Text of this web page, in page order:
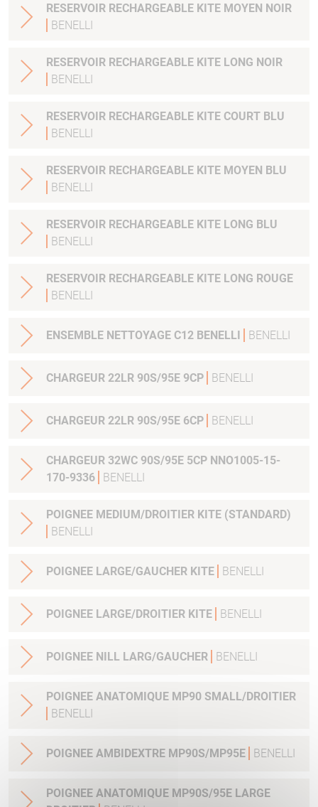
RESERVOIR RECHARGEABLE KITE MOYEN NOIR
BENELLI
RESERVOIR RECHARGEABLE KITE LONG NOIR
BENELLI
RESERVOIR RECHARGEABLE KITE COURT BLU
BENELLI
RESERVOIR RECHARGEABLE KITE MOYEN BLU
BENELLI
RESERVOIR RECHARGEABLE KITE LONG BLU
BENELLI
RESERVOIR RECHARGEABLE KITE LONG ROUGE
BENELLI
ENSEMBLE NETTOYAGE C12 BENELLI BENELLI
CHARGEUR 22LR 90S/95E 9CP BENELLI
CHARGEUR 22LR 90S/95E 6CP BENELLI
CHARGEUR 32WC 90S/95E 5CP NNO1005-15-
170-9336
BENELLI
POIGNEE MEDIUM/DROITIER KITE (STANDARD)
BENELLI
POIGNEE LARGE/GAUCHER KITE BENELLI
POIGNEE LARGE/DROITIER KITE BENELLI
POIGNEE NILL LARG/GAUCHER BENELLI
POIGNEE ANATOMIQUE MP90 SMALL/DROITIER
BENELLI
POIGNEE AMBIDEXTRE MP90S/MP95E BENELLI
POIGNEE ANATOMIQUE MP90S/95E LARGE